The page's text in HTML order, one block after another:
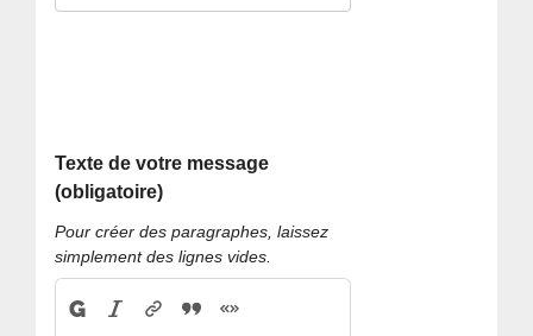
Texte de votre message
(obligatoire)
Pour créer des paragraphes, laissez
simplement des lignes vides.